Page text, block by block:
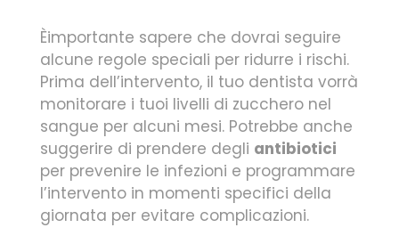
Èimportante sapere che dovrai seguire
alcune regole speciali per ridurre i rischi.
Prima dell’intervento, il tuo dentista vorrà
monitorare i tuoi livelli di zucchero nel
sangue per alcuni mesi. Potrebbe anche
suggerire di prendere degli antibiotici
per prevenire le infezioni e programmare
l’intervento in momenti specifici della
giornata per evitare complicazioni.